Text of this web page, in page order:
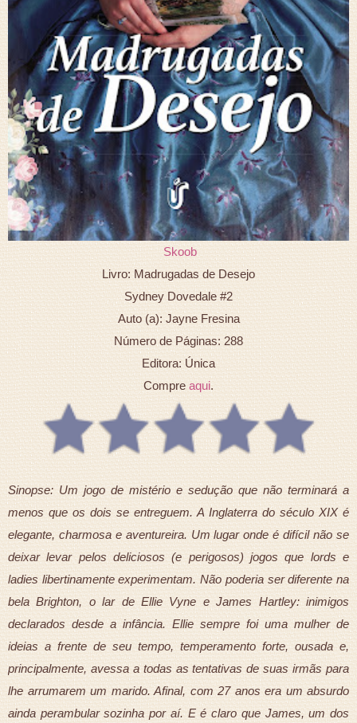
Skoob
Livro: Madrugadas de Desejo
Sydney Dovedale #2
Auto (a): Jayne Fresina
Número de Páginas: 288
Editora: Única
Compreaqui.
Sinopse: Um jogo de mistério e sedução que não terminará a
menos que os dois se entreguem. A Inglaterra do século XIX é
elegante, charmosa e aventureira. Um lugar onde é difícil não se
deixar levar pelos deliciosos (e perigosos) jogos que lords e
ladies libertinamente experimentam. Não poderia ser diferente na
bela Brighton, o lar de Ellie Vyne e James Hartley: inimigos
declarados desde a infância. Ellie sempre foi uma mulher de
ideias a frente de seu tempo, temperamento forte, ousada e,
principalmente, avessa a todas as tentativas de suas irmãs para
lhe arrumarem um marido. Afinal, com 27 anos era um absurdo
ainda perambular sozinha por aí. E é claro que James, um dos